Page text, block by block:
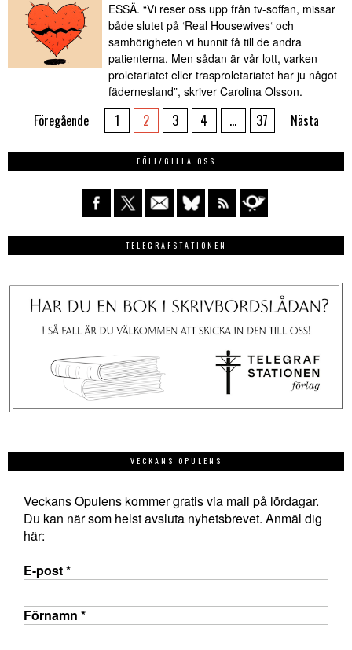
ESSÄ. “Vi reser oss upp från tv-soffan, missar
både slutet på ‘Real Housewives‘ och
samhörigheten vi hunnit få till de andra
patienterna. Men sådan är vår lott, varken
proletariatet eller trasproletariatet har ju något
fädernesland”, skriver Carolina Olsson.
Föregående 1 2 3 4 … 37 Nästa
FÖLJ/GILLA OSS
TELEGRAFSTATIONEN
VECKANS OPULENS
Veckans Opulens kommer gratis via mail på lördagar.
Du kan när som helst avsluta nyhetsbrevet. Anmäl dig
här:
E-post*
Förnamn *